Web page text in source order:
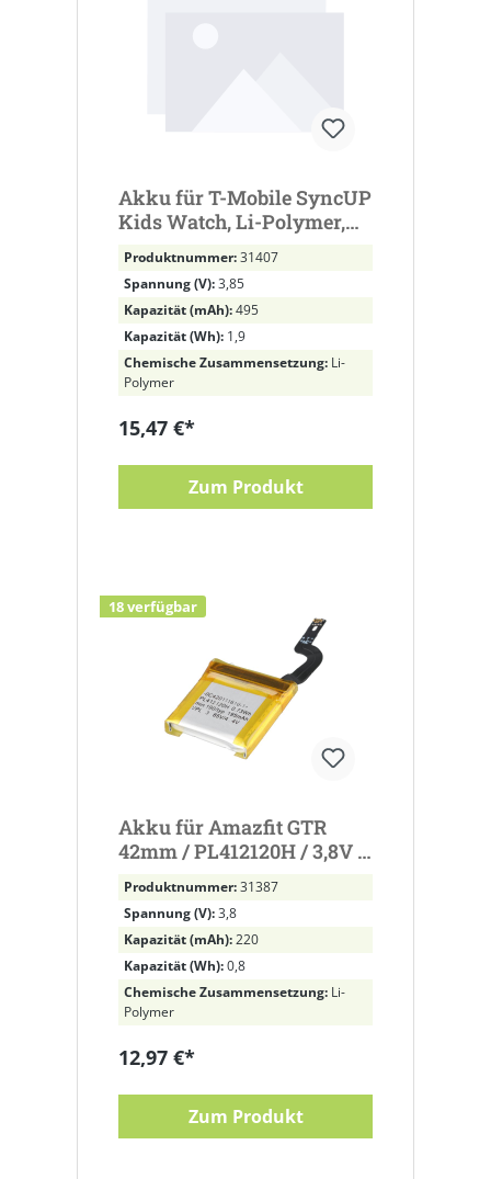
Akku für T-Mobile SyncUP
Kids Watch, Li-Polymer,
3,85V, 495mAh ersetzt
P0963
Produktnummer:31407
Spannung (V):3,85
Kapazität (mAh):495
Kapazität (Wh): 1,9
Chemische Zusammensetzung: Li-
Polymer
15,47 €*
Zum Produkt
18 verfügbar
Akku für Amazfit GTR
42mm / PL412120H / 3,8V /
220mAh / 0,84Wh / Li-
Polymer
Produktnummer:31387
Spannung (V):3,8
Kapazität (mAh):220
Kapazität (Wh):0,8
Chemische Zusammensetzung: Li-
Polymer
12,97 €*
Zum Produkt